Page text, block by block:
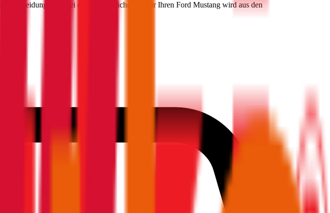
Entscheidungshilfe bei der Kfz-Versicherung für Ihren Ford Mustang wird aus den